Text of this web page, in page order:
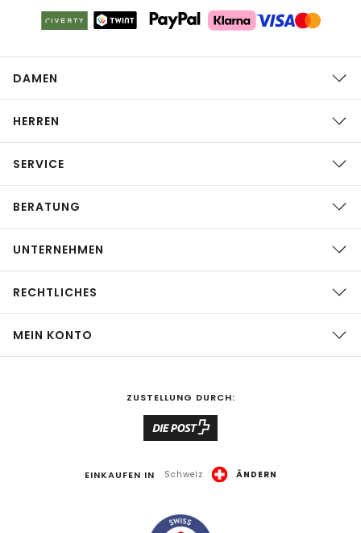
DAMEN
HERREN
SERVICE
BERATUNG
UNTERNEHMEN
RECHTLICHES
MEIN KONTO
ZUSTELLUNG DURCH:
EINKAUFEN IN Schweiz ÄNDERN